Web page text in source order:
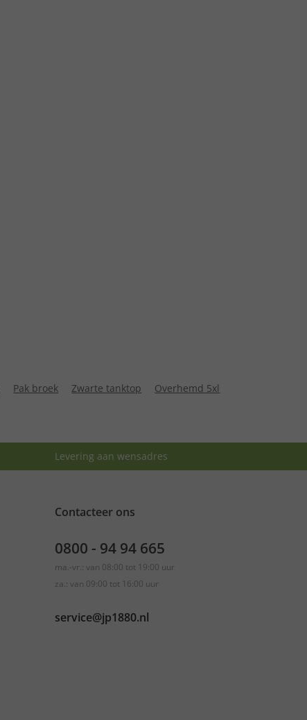
Pak broek Zwarte tanktop
Overhemd 5xl
Levering aan wensadres
Contacteer ons
0800 - 94 94 665
ma.-vr.: van 08:00 tot 19:00 uur
za.: van 09:00 tot 16:00 uur
service@jp1880.nl